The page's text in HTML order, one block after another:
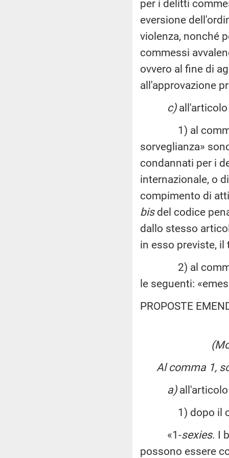
per i delitti
eversione
violenza, nonché
commessi
ovvero al fine di
all'approvazione
c)all'articolo
1) al comma 1,
sorveglianza»
condannati per i
internazionale, o
compimento di
bisdel codice
dallo stesso
in esso previste, il
2) al comma 7,
le seguenti:
PROPOSTE
Al comma 1,
a)all'articolo
1) dopo il
«1-sexies. I
possono essere